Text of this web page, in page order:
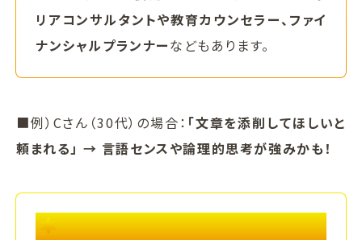
リアコンサルタントや教育カウンセラー、ファイ
ナンシャルプランナーなどもあります。
■例）Cさん（30代）の場合： 「文章を添削してほしいと
頼まれる」 → 言語センスや論理的思考が強みかも！
言語センスや論理的思考をキャリアに活か